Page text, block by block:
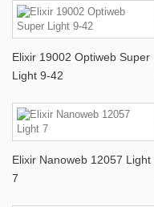
Elixir 19002 Optiweb Super
Light 9-42
Elixir Nanoweb 12057 Light
7